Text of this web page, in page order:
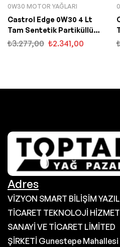
0W30 MOTOR YAĞLARI
Castrol Edge 0W30 4 Lt
Tam Sentetik Partiküllü
Motor Yağı
₺3.277,00 ₺2.341,00
Adres
VİZYON SMART BİLİŞİM
TİCARET TEKNOLOJİ
SANAYİ VE TİCARET LİMİTED
ŞİRKETİ Gunestepe Mahallesi